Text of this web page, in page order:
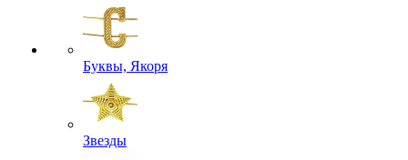
Буквы, Якоря
Звезды